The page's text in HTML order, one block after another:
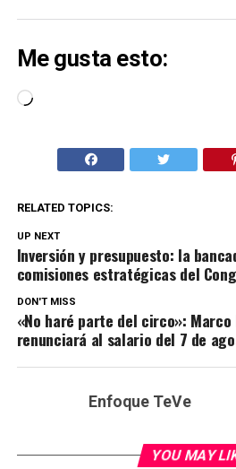
Me gusta esto:
Cargando...
RELATED TOPICS:
UP NEXT
Inversión y presupuesto: la
comisiones estratégicas del
DON'T MISS
«No haré parte del circo»: Marco
renunciará al salario del 7 de
Enfoque TeVe
YOU MAY